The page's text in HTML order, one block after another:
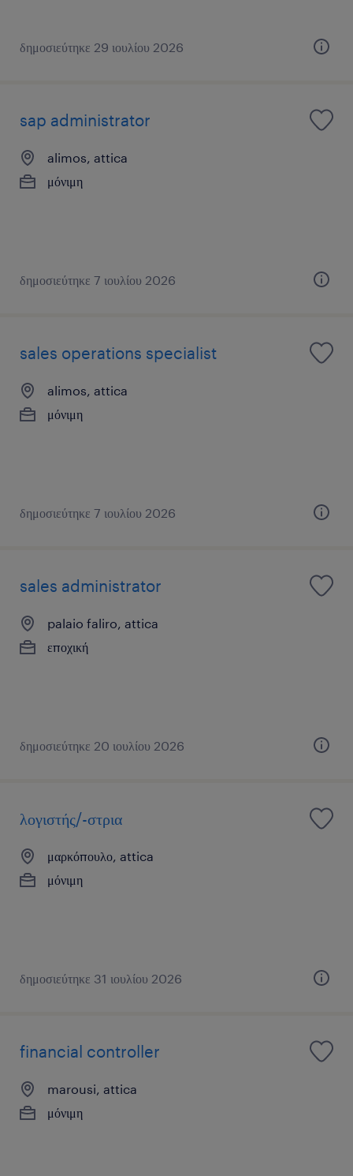
δημοσιεύτηκε 29 ιουλίου 2026
sap administrator
alimos, attica
μόνιμη
δημοσιεύτηκε 7 ιουλίου 2026
sales operations specialist
alimos, attica
μόνιμη
δημοσιεύτηκε 7 ιουλίου 2026
sales administrator
palaio faliro, attica
εποχική
δημοσιεύτηκε 20 ιουλίου 2026
λογιστής/-στρια
μαρκόπουλο, attica
μόνιμη
δημοσιεύτηκε 31 ιουλίου 2026
financial controller
marousi, attica
μόνιμη